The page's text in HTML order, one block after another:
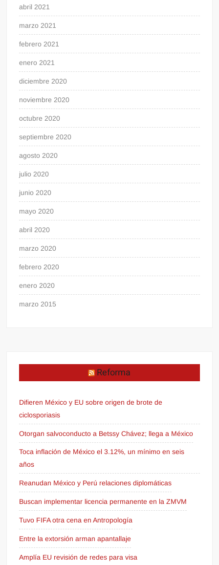
abril 2021
marzo 2021
febrero 2021
enero 2021
diciembre 2020
noviembre 2020
octubre 2020
septiembre 2020
agosto 2020
julio 2020
junio 2020
mayo 2020
abril 2020
marzo 2020
febrero 2020
enero 2020
marzo 2015
Reforma
Difieren México y EU sobre origen de brote de
ciclosporiasis
Otorgan salvoconducto a Betssy Chávez; llega a México
Toca inflación de México el 3.12%, un mínimo en seis
años
Reanudan México y Perú relaciones diplomáticas
Buscan implementar licencia permanente en la ZMVM
Tuvo FIFA otra cena en Antropología
Entre la extorsión arman apantallaje
Amplía EU revisión de redes para visa